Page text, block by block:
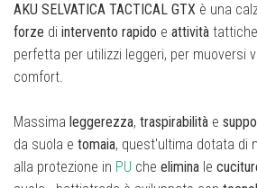
AKU SELVATICA TACTICAL GTX è una
forze di intervento rapido e attività
perfetta per utilizzi leggeri, per muoversi
comfort.
Massima leggerezza, traspirabilità e
da suola e tomaia, quest'ultima dotata di
alla protezione in PU che elimina le